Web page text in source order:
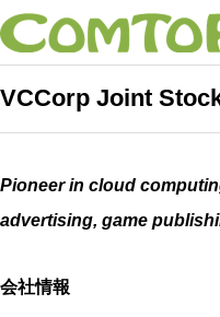
VCCorp Joint
Pioneer in cloud
advertising, game
会社情報